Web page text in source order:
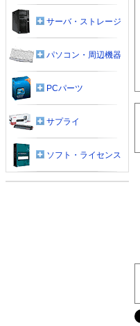
サーバ・ストレージ
パソコン・周辺機器
PCパーツ
サプライ
ソフト・ライセンス